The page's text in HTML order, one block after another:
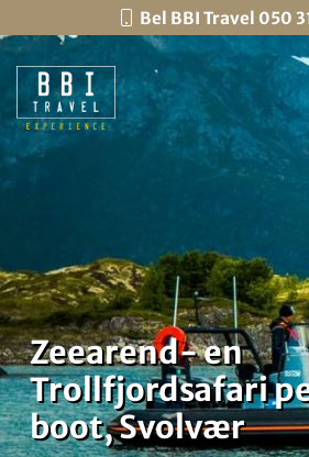
Bel BBI Travel 050
Zeearend- en
Trollfjordsafari
boot, Svolvær